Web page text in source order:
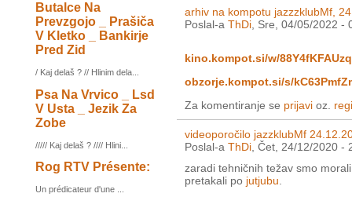
Butalce Na
Prevzgojo _ Prašiča
V Kletko _ Bankirje
Pred Zid
/ Kaj delaš ? // Hlinim dela...
Psa Na Vrvico _ Lsd
V Usta _ Jezik Za
Zobe
///// Kaj delaš ? //// Hlini...
Rog RTV Présente:
Un prédicateur d'une ...
arhiv na kompotu jazzzklubMf,
Poslal-a ThDi, Sre, 04/05/2022 -
kino.kompot.si/w/
obzorje.kompot.si/s/
Za komentiranje se prijavi oz.
videoporočilo jazzklubMf
Poslal-a ThDi, Čet, 24/12/2020 -
zaradi tehničnih težav smo
pretakali po jutjubu.